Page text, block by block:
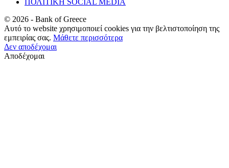
© 2026 - Bank of Greece
Αυτό το website χρησιμοποιεί cookies για την βελτιστοποίηση της
εμπειρίας σας. Μάθετε περισσότερα
Δεν αποδέχομαι
Αποδέχομαι